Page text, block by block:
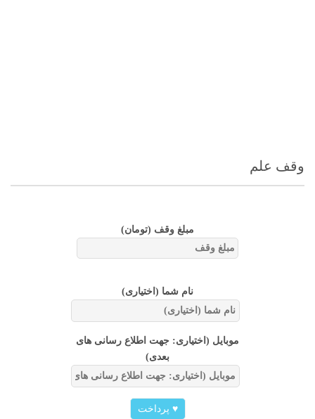
وقف علم
مبلغ وقف (تومان)
نام شما (اختیاری)
موبایل (اختیاری: جهت اطلاع رسانی های
بعدی)
♥ پرداخت